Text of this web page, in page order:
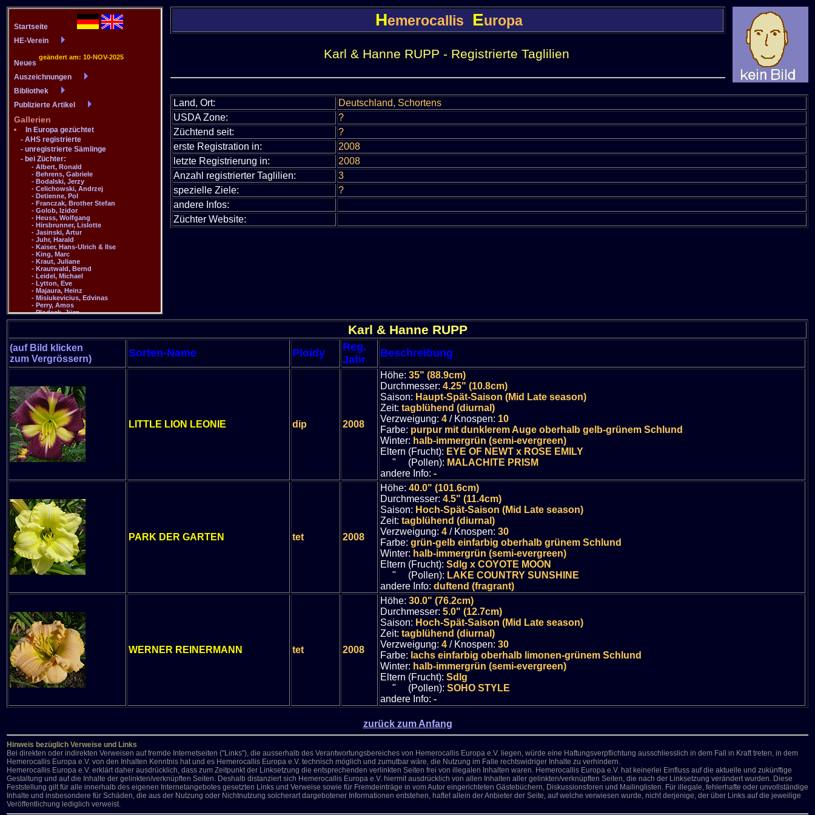
Hemerocallis Europa
Karl & Hanne RUPP - Registrierte Taglilien
Land, Ort:
Deutschland, Schortens
USDA Zone:
?
Züchtend seit:
?
erste Registration in:
2008
letzte Registrierung in:
2008
Anzahl registrierter Taglilien:
3
spezielle Ziele:
?
andere Infos:
Züchter Website:
Karl & Hanne RUPP
(auf Bild klicken
zum Vergrössern)
Sorten-Name Ploidy
Reg.
Jahr
Beschreibung
LITTLE LION LEONIE dip 2008
Höhe: 35" (88.9cm)
Durchmesser: 4.25" (10.8cm)
Saison: Haupt-Spät-Saison (Mid Late season)
Zeit: tagblühend (diurnal)
Verzweigung: 4 / Knospen: 10
Farbe: purpur mit dunklerem Auge oberhalb gelb-grünem Schlund
Winter: halb-immergrün (semi-evergreen)
Eltern (Frucht): EYE OF NEWT x ROSE EMILY
" (Pollen): MALACHITE PRISM
andere Info: -
PARK DER GARTEN tet 2008
Höhe: 40.0" (101.6cm)
Durchmesser: 4.5" (11.4cm)
Saison: Hoch-Spät-Saison (Mid Late season)
Zeit: tagblühend (diurnal)
Verzweigung: 4 / Knospen: 30
Farbe: grün-gelb einfarbig oberhalb grünem Schlund
Winter: halb-immergrün (semi-evergreen)
Eltern (Frucht): Sdlg x COYOTE MOON
" (Pollen): LAKE COUNTRY SUNSHINE
andere Info: duftend (fragrant)
WERNER REINERMANN tet 2008
Höhe: 30.0" (76.2cm)
Durchmesser: 5.0" (12.7cm)
Saison: Hoch-Spät-Saison (Mid Late season)
Zeit: tagblühend (diurnal)
Verzweigung: 4 / Knospen: 30
Farbe: lachs einfarbig oberhalb limonen-grünem Schlund
Winter: halb-immergrün (semi-evergreen)
Eltern (Frucht): Sdlg
" (Pollen): SOHO STYLE
andere Info: -
zurück zum Anfang
Hinweis bezüglich Verweise und Links
Bei direkten oder indirekten Verweisen auf fremde Internetseiten ("Links"), die ausserhalb des Verantwortungsbereiches von Hemerocallis Europa e.V. liegen, würde eine Haftungsverpflichtung ausschliesslich in dem Fall in Kraft treten, in dem
Hemerocallis Europa e.V. von den Inhalten Kenntnis hat und es Hemerocallis Europa e.V. technisch möglich und zumutbar wäre, die Nutzung im Falle rechtswidriger Inhalte zu verhindern.
Hemerocallis Europa e.V. erklärt daher ausdrücklich, dass zum Zeitpunkt der Linksetzung die entsprechenden verlinkten Seiten frei von illegalen Inhalten waren. Hemerocallis Europa e.V. hat keinerlei Einfluss auf die aktuelle und zukünftige
Gestaltung und auf die Inhalte der gelinkten/verknüpften Seiten. Deshalb distanziert sich Hemerocallis Europa e.V. hiermit ausdrücklich von allen Inhalten aller gelinkten/verknüpften Seiten, die nach der Linksetzung verändert wurden. Diese
Feststellung gilt für alle innerhalb des eigenen Internetangebotes gesetzten Links und Verweise sowie für Fremdeinträge in vom Autor eingerichteten Gästebüchern, Diskussionsforen und Mailinglisten. Für illegale, fehlerhafte oder unvollständige
Inhalte und insbesondere für Schäden, die aus der Nutzung oder Nichtnutzung solcherart dargebotener Informationen entstehen, haftet allein der Anbieter der Seite, auf welche verwiesen wurde, nicht derjenige, der über Links auf die jeweilige
Veröffentlichung lediglich verweist.